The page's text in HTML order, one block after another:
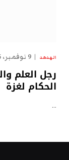
الهدهد 9 نوفمبر، 2025
رجل العلم
الحكام لغزة
…